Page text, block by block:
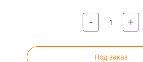
- +
Под заказ